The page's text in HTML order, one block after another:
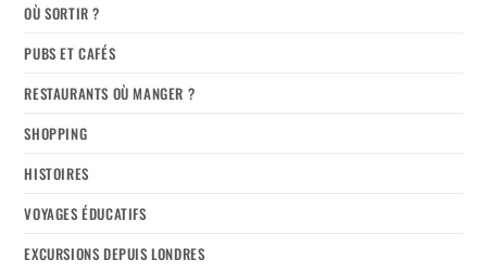
OÙ SORTIR ?
PUBS ET CAFÉS
RESTAURANTS OÙ MANGER ?
SHOPPING
HISTOIRES
VOYAGES ÉDUCATIFS
EXCURSIONS DEPUIS LONDRES